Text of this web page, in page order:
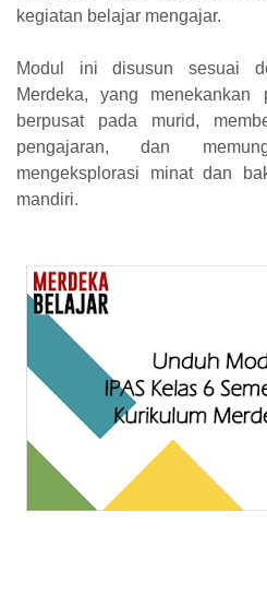
kegiatan belajar mengajar.
Modul ini disusun sesuai
Merdeka, yang menekankan
berpusat pada murid,
pengajaran, dan
mengeksplorasi minat dan
mandiri.